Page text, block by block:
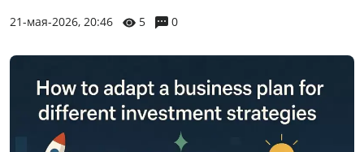
21-мая-2026, 20:46 5 0